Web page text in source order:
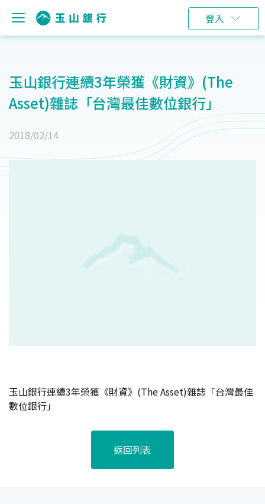
登入
玉山銀行連續3年榮獲《財資》(The
Asset)雜誌「台灣最佳數位銀行」
2018/02/14
玉山銀行連續3年榮獲《財資》(The Asset)雜誌「台灣最佳
數位銀行」
返回列表